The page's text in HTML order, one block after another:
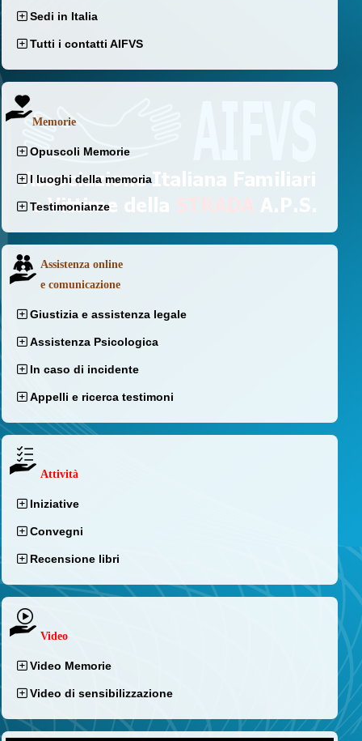
Sedi in Italia
Tutti i contatti AIFVS
Memorie
Opuscoli Memorie
I luoghi della memoria
Testimonianze
Assistenza online
e comunicazione
Giustizia e assistenza legale
Assistenza Psicologica
In caso di incidente
Appelli e ricerca testimoni
Attività
Iniziative
Convegni
Recensione libri
Video
Video Memorie
Video di sensibilizzazione